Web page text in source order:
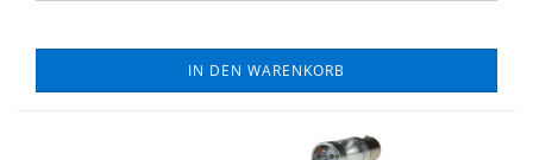
IN DEN WARENKORB